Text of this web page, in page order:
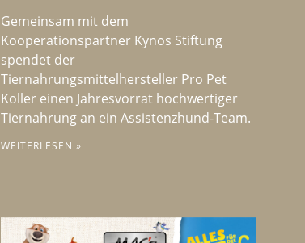
Gemeinsam mit dem
Kooperationspartner Kynos Stiftung
spendet der
Tiernahrungsmittelhersteller Pro Pet
Koller einen Jahresvorrat hochwertiger
Tiernahrung an ein Assistenzhund-Team.
WEITERLESEN »